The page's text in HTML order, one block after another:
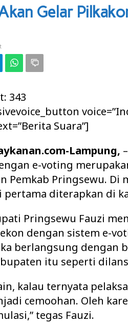
Gelar
343
Suara”]
Lampung,
e-voting
Pemkab Pringsewu. Di
pertama diterapkan di
Pringsewu Fauzi
dengan sistem e-
berlangsung dengan
itu seperti
kalau ternyata
cemoohan. Oleh
tegas Fauzi.